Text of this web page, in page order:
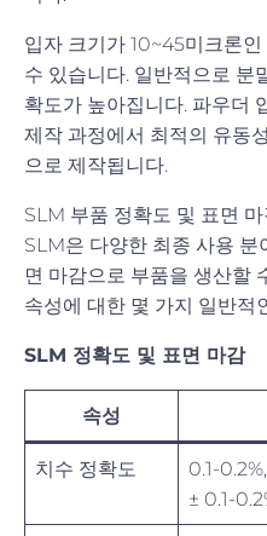
입자 크기가 10~45미크론
수 있습니다. 일반적으로 분
확도가 높아집니다. 파우더
제작 과정에서 최적의 유동
으로 제작됩니다.
SLM 부품 정확도 및 표면
SLM은 다양한 최종 사용 분
면 마감으로 부품을 생산할
속성에 대한 몇 가지 일반적
SLM 정확도 및 표면 마감
속성
치수 정확도
0.1-
± 0.1-